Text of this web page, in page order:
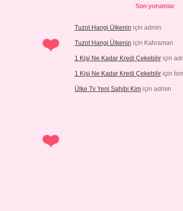
Son yorumlar
Tuzot Hangi Ülkenin için admin
Tuzot Hangi Ülkenin için Kahraman
1 Kişi Ne Kadar Kredi Çekebiliriçin
1 Kişi Ne Kadar Kredi Çekebiliriçin
Ülke Tv Yeni Sahibi Kimiçin admin